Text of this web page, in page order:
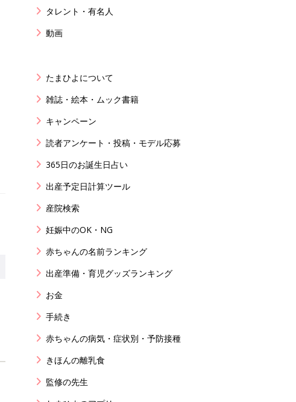
タレント・有名人
動画
たまひよについて
雑誌・絵本・ムック書籍
キャンペーン
読者アンケート・投稿・モデル応募
365日のお誕生日占い
出産予定日計算ツール
産院検索
妊娠中のOK・NG
赤ちゃんの名前ランキング
出産準備・育児グッズランキング
お金
手続き
赤ちゃんの病気・症状別・予防接種
きほんの離乳食
監修の先生